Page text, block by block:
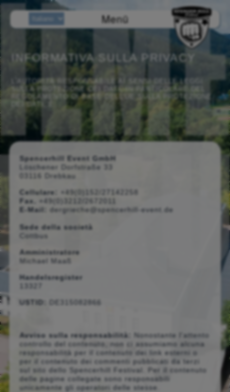
INFORMATIVA SULLA PRIVACY
L'AUTORITÀ RESPONSABILE AI SENSI DELLE LEGGI
REGOLAMENTO DI BASE DELL'UE SULLA PROTEZIONE
Menü
Spencerhill Event GmbH
Löschener Dorfstraße 33
03116 Drebkau
Cellulare:
+49(0)152/27142258
Fax.
+49(0)3212/2672011
E-Mail: dergrieche@spencerhill-event.de
Sede della società
Cottbus
Amministratore
Michael Maaß
Handelsregister
USTID:
DE315082866
Avviso sulla responsabilità:
Nonostante l'attento
controllo del contenuto, non ci assumiamo alcuna
responsabilità per il contenuto dei link esterni o
per il contenuto dei commenti pubblicati da terzi
sul sito dello Spencerhill Festival. Per il contenuto
delle pagine collegate sono responsabili
unicamente gli operatori delle stesse.